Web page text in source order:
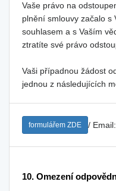
Vaše právo na
plnění smlouvy začalo s
souhlasem a s Vaším
ztratíte své právo
Vaši případnou žádost
jednou z následujících
formulářem ZDE /
10. Omezení